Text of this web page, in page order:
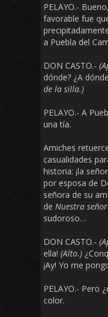
PELAYO.-
favorable fue
a Puebla del
DON CASTO.-
dónde? ¿A
de la silla.)
PELAYO.- A
una tía.
Arniches
casualidades
historia: ¡la
por esposa de
señora de su
de Nuestra
sudoroso…
DON CASTO.-
ella! (Alto.)
¡Ay! Yo me
PELAYO.- Pero
color.